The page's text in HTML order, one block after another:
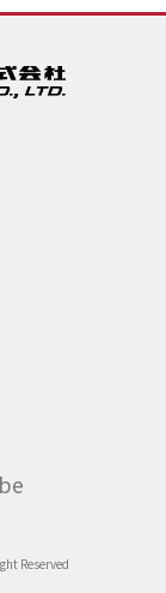
Reserved